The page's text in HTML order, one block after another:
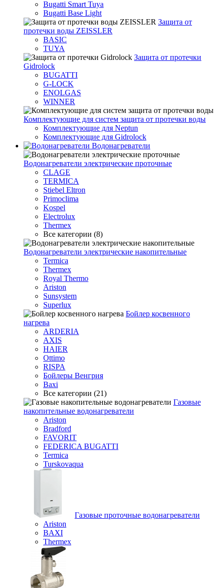
Bugatti Smart Tuya
Bugatti Base Light
Защита от
протечки воды ZEISSLER
BASIC
TUYA
Защита от протечки
Gidrolock
BUGATTI
G-LOCK
ENOLGAS
WINNER
Комплектующие для систем защита от протечки воды
Комплектующие для Neptun
Комплектующие для Gidrolock
Водонагреватели
Водонагреватeли электрические проточные
CLAGE
TERMICA
Stiebel Eltron
Primoclima
Kospel
Electrolux
Thermex
Все категории (8)
Водонагреватели электрические накопительные
Termica
Thermex
Royal Thermo
Ariston
Sunsystem
Superlux
Бойлер косвенного
нагрева
ARDERIA
AXIS
HAIER
Ottimo
RISPA
Бойлеры Венгрия
Baxi
Все категории (21)
Газовые
накопительные водонагреватели
Ariston
Bradford
FAVORIT
FEDERICA BUGATTI
Termica
Turskovaqua
Газовые проточные водонагреватели
Ariston
BAXI
Thermex